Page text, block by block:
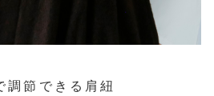
調節できる肩紐